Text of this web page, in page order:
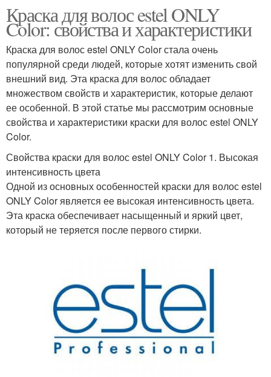
Краска для волос estel ONLY
Color: свойства и характеристики
Краска для волос estel ONLY Color стала очень
популярной среди людей, которые хотят изменить свой
внешний вид. Эта краска для волос обладает
множеством свойств и характеристик, которые делают
ее особенной. В этой статье мы рассмотрим основные
свойства и характеристики краски для волос estel ONLY
Color.
Свойства краски для волос estel ONLY Color 1. Высокая
интенсивность цвета
Одной из основных особенностей краски для волос estel
ONLY Color является ее высокая интенсивность цвета.
Эта краска обеспечивает насыщенный и яркий цвет,
который не теряется после первого стирки.